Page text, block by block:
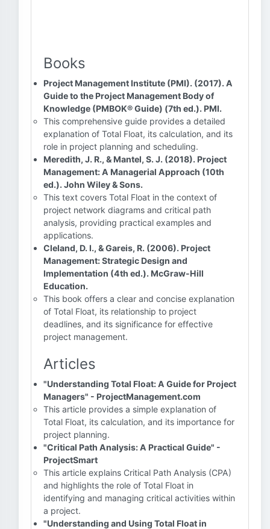
Books
Project Management Institute (PMI). (2017). A
Guide to the Project Management Body of
Knowledge (PMBOK® Guide) (7th ed.). PMI.
This comprehensive guide provides a detailed
explanation of Total Float, its calculation, and its
role in project planning and scheduling.
Meredith, J. R., & Mantel, S. J. (2018). Project
Management: A Managerial Approach (10th
ed.). John Wiley & Sons.
This text covers Total Float in the context of
project network diagrams and critical path
analysis, providing practical examples and
applications.
Cleland, D. I., & Gareis, R. (2006). Project
Management: Strategic Design and
Implementation (4th ed.). McGraw-Hill
Education.
This book offers a clear and concise explanation
of Total Float, its relationship to project
deadlines, and its significance for effective
project management.
Articles
"Understanding Total Float: A Guide for Project
Managers" - ProjectManagement.com
This article provides a simple explanation of
Total Float, its calculation, and its importance for
project planning.
"Critical Path Analysis: A Practical Guide" -
ProjectSmart
This article explains Critical Path Analysis (CPA)
and highlights the role of Total Float in
identifying and managing critical activities within
a project.
"Understanding and Using Total Float in